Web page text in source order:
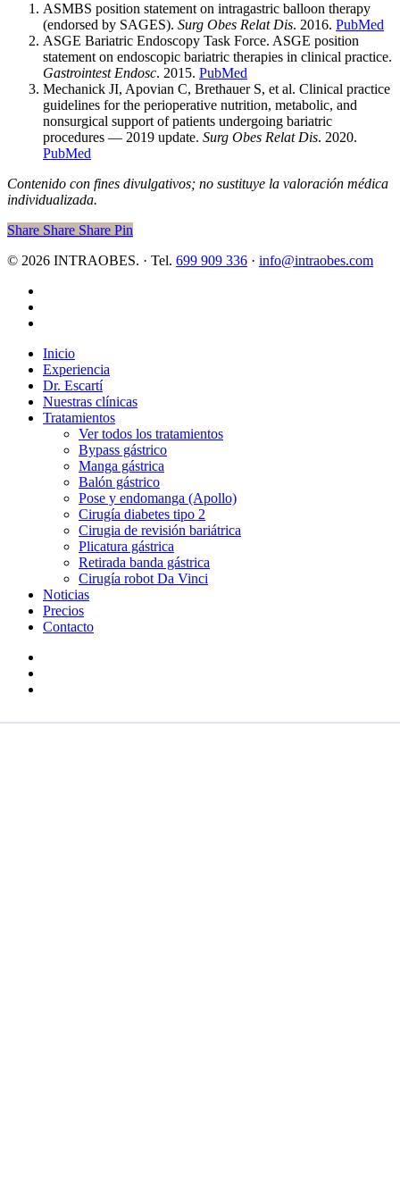
ASMBS position statement on intragastric balloon therapy
(endorsed by SAGES). Surg Obes Relat Dis. 2016. PubMed
ASGE Bariatric Endoscopy Task Force. ASGE position
statement on endoscopic bariatric therapies in clinical practice.
Gastrointest Endosc. 2015. PubMed
Mechanick JI, Apovian C, Brethauer S, et al. Clinical practice
guidelines for the perioperative nutrition, metabolic, and
nonsurgical support of patients undergoing bariatric
procedures — 2019 update. Surg Obes Relat Dis. 2020.
PubMed
Contenido con fines divulgativos; no sustituye la valoración médica
individualizada.
Share Share Share Pin
© 2026 INTRAOBES. · Tel. 699 909 336 · info@intraobes.com
Close
Menu
Inicio
Experiencia
Dr. Escartí
Nuestras clínicas
Tratamientos
Ver todos los tratamientos
Bypass gástrico
Manga gástrica
Balón gástrico
Pose y endomanga (Apollo)
Cirugía diabetes tipo 2
Cirugia de revisión bariátrica
Plicatura gástrica
Retirada banda gástrica
Cirugía robot Da Vinci
Noticias
Precios
Contacto